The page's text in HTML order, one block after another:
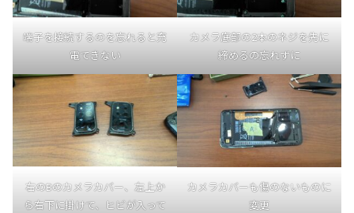
端子を接続するのを忘れると充
電できない
カメラ底部の2本のネジを先に
締めるの忘れずに
右のBのカメラカバー、左上か
ら右下に掛けて、ヒビが入って
カメラカバーも傷のないものに
変更